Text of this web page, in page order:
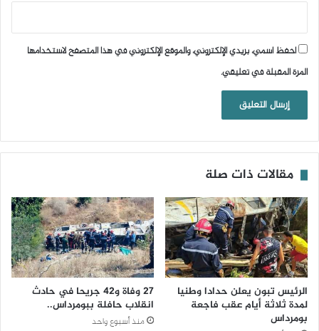
احفظ اسمي، بريدي الإلكتروني، والموقع الإلكتروني في هذا المتصفح لاستخدامها
المرة المقبلة في تعليقي.
مقالات ذات صلة
الرئيس تبون يعلن حدادا وطنيا
لمدة ثلاثة أيام عقب فاجعة
بومرداس
27 وفاة و42 جريحا في حادث
انقلاب حافلة ببومرداس..
منذ أسبوع واحد